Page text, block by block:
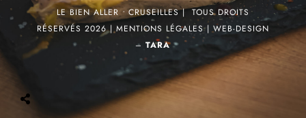
LE BIEN ALLER•CRUSEILLES | TOUS DROITS
RÉSERVÉS 2026 | MENTIONS LÉGALES | WEB-DESIGN
–TARA